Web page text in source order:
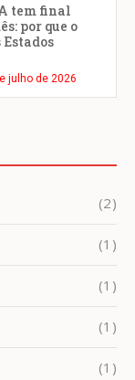
tem final
por que o
julho de 2026
(2)
(1)
(1)
(1)
(1)